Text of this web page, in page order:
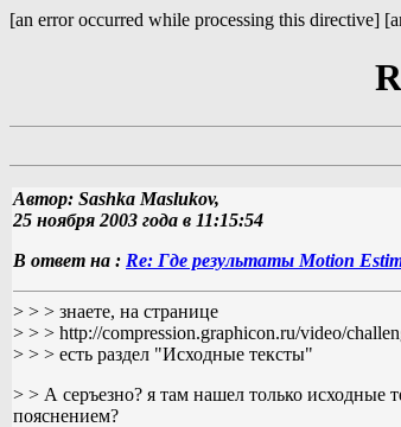
[an error occurred while processing this directive]
Автор: Sashka Maslukov,
25 ноября 2003 года в 11:15:54
В ответ на : Re: Где результаты Motion
> > > знаете, на странице
> > > http://compression.graphicon.ru/video/
> > > есть раздел "Исходные тексты"
> > А серъезно? я там нашел только
пояснением?